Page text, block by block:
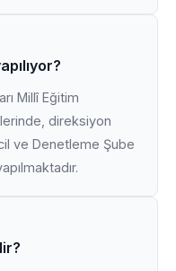
Millî Eğitim
direksiyon
ve Denetleme Şube